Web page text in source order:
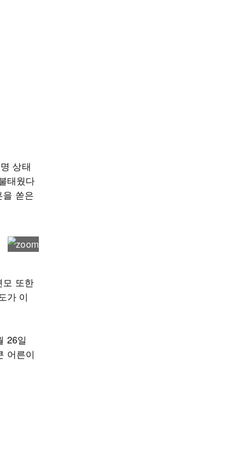
상태
태웠다
쏟은
모 또한
가 이
26일
어른이